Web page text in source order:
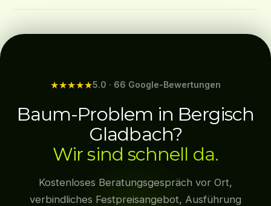
Hanggrundstücken ist unser Spezialgebiet. Per
Grundstücken.
★★★★★5.0 · 66 Google-Bewertungen
Baum-Problem in Bergisch
Gladbach?
Wir sind schnell da.
Kostenloses Beratungsgespräch vor Ort,
verbindliches Festpreisangebot, Ausführung